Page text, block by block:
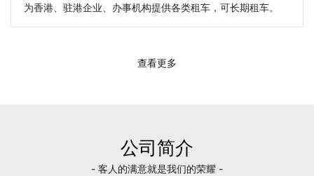
为香港、驻港企业、办事机构提供各类租车，可长期租车。
查看更多
公司简介
- 客人的满意就是我们的荣耀 -